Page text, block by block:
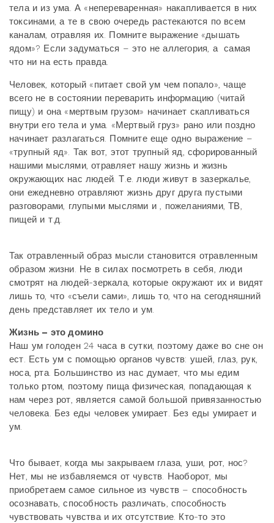
тела и из ума. А «непереваренная» накапливается в них
токсинами, а те в свою очередь растекаются по всем
каналам, отравляя их. Помните выражение «дышать
ядом»? Если задуматься – это не аллегория, а самая
что ни на есть правда.
Человек, который «питает свой ум чем попало», чаще
всего не в состоянии переварить информацию (читай
пищу) и она «мертвым грузом» начинает скапливаться
внутри его тела и ума. «Мертвый груз» рано или поздно
начинает разлагаться. Помните еще одно выражение –
«трупный яд». Так вот, этот трупный яд, сфорированный
нашими мыслями, отравляет нашу жизнь и жизнь
окружающих нас людей. Т.е. люди живут в зазеркалье,
они ежедневно отравляют жизнь друг друга пустыми
разговорами, глупыми мыслями и , пожеланиями, ТВ,
пищей и т.д.
Так отравленный образ мысли становится отравленным
образом жизни. Не в силах посмотреть в себя, люди
смотрят на людей-зеркала, которые окружают их и видят
лишь то, что «съели сами», лишь то, что на сегодняшний
день представляет их тело и ум.
Жизнь – это домино
Наш ум голоден 24 часа в сутки, поэтому даже во сне он
ест. Есть ум с помощью органов чувств: ушей, глаз, рук,
носа, рта. Большинство из нас думает, что мы едим
только ртом, поэтому пища физическая, попадающая к
нам через рот, является самой большой привязанностью
человека. Без еды человек умирает. Без еды умирает и
ум.
Что бывает, когда мы закрываем глаза, уши, рот, нос?
Нет, мы не избавляемся от чувств. Наоборот, мы
приобретаем самое сильное из чувств – способность
осознавать, способность различать, способность
чувствовать чувства и их отсутствие. Кто-то это